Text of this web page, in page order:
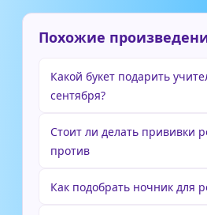
Похожие
Какой букет подарить
сентября?
Стоит ли делать прививки
против
Как подобрать ночник для